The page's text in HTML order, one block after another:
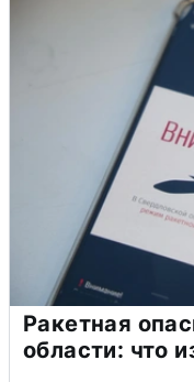
Ракетная
области: что